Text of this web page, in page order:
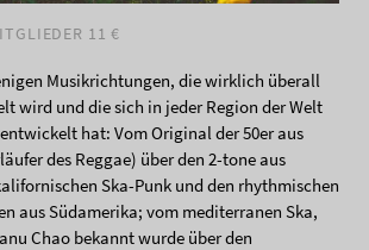
11 €
Musikrichtungen, die wirklich überall
wird und die sich in jeder Region der Welt
hat: Vom Original der 50er aus
des Reggae) über den 2-tone aus
Ska-Punk und den rhythmischen
aus Südamerika; vom mediterranen Ska,
Chao bekannt wurde über den